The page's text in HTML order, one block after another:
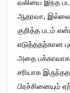
வலியை இந்த
ஆதரவா,
குறித்த படம்
எடுத்ததற்கான
அதை
சரியாக
பிரச்சினையும்